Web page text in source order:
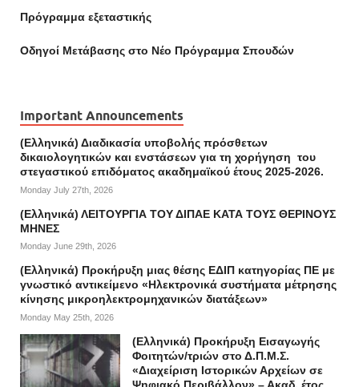
Πρόγραμμα εξεταστικής
Οδηγοί Mετάβασης στο Νέο Πρόγραμμα Σπουδών
Important Announcements
(Ελληνικά) Διαδικασία υποβολής πρόσθετων
δικαιολογητικών και ενστάσεων για τη χορήγηση του
στεγαστικού επιδόματος ακαδημαϊκού έτους 2025-2026.
Monday July 27th, 2026
(Ελληνικά) ΛΕΙΤΟΥΡΓΙΑ ΤΟΥ ΔΙΠΑΕ ΚΑΤΑ ΤΟΥΣ ΘΕΡΙΝΟΥΣ
ΜΗΝΕΣ
Monday June 29th, 2026
(Ελληνικά) Προκήρυξη μιας θέσης ΕΔΙΠ κατηγορίας ΠΕ με
γνωστικό αντικείμενο «Ηλεκτρονικά συστήματα μέτρησης
κίνησης μικροηλεκτρομηχανικών διατάξεων»
Monday May 25th, 2026
(Ελληνικά) Προκήρυξη Εισαγωγής
Φοιτητών/τριών στο Δ.Π.Μ.Σ.
«Διαχείριση Ιστορικών Αρχείων σε